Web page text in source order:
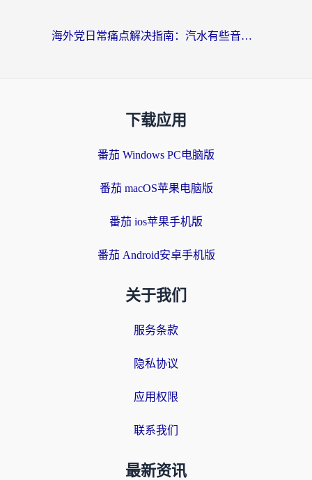
海外党日常痛点解决指南：汽水有些音乐在国外无法播放怎么办？
下载应用
番茄 Windows PC电脑版
番茄 macOS苹果电脑版
番茄 ios苹果手机版
番茄 Android安卓手机版
关于我们
服务条款
隐私协议
应用权限
联系我们
最新资讯